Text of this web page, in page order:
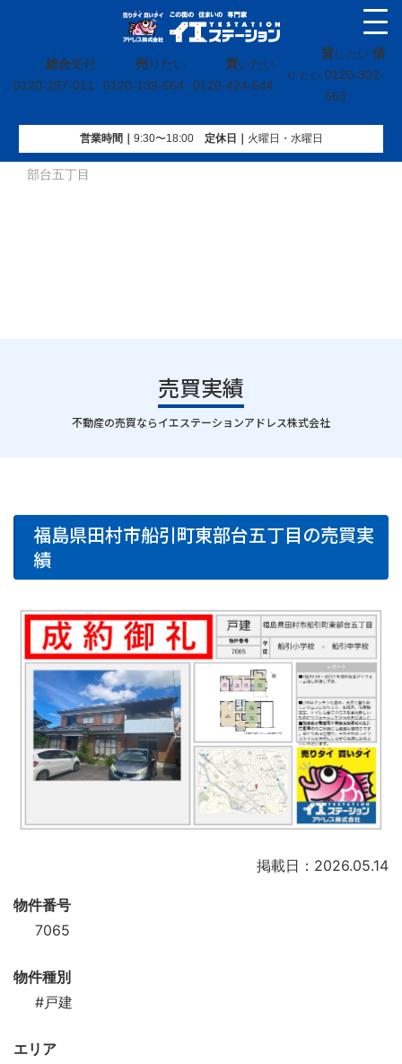
総合受付
0120-297-011
売りたい
0120-139-664
買いたい
0120-424-544
貸し たい 借
り たい 0120-302-
563
営業時間｜ 9:30〜18:00定休⽇｜ 火曜⽇・水曜⽇
イエステーション»売買実績»戸建»福島県田村市船引町東
部台五丁目
売買実績
｜
不動産の売買ならイエステーションアドレス株式会社
福島県田村市船引町東部台五丁目の売買実
績
掲載日：2026.05.14
物件番号
7065
物件種別
#戸建
エリア